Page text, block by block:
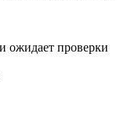
ожидает проверки